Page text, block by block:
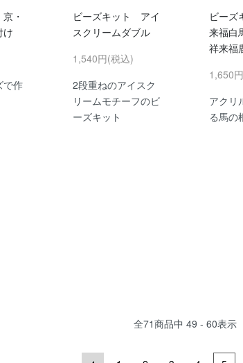
・
け
で作
ビーズキット アイ
スクリームダブル
1,540円(税込)
2段重ねのアイスク
リームモチーフのビ
ーズキット
ビー
来福白
祥来福
1,650
アクリ
る馬の
全71商品中 49 - 60表示